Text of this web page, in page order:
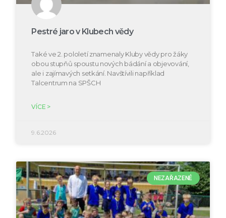
Pestré jaro v Klubech vědy
Také ve 2. pololetí znamenaly Kluby vědy pro žáky
obou stupňů spoustu nových bádání a objevování,
ale i zajímavých setkání. Navštívili například
Talcentrum na SPŠCH
VÍCE >
9.6.2026
NEZAŘAZENÉ